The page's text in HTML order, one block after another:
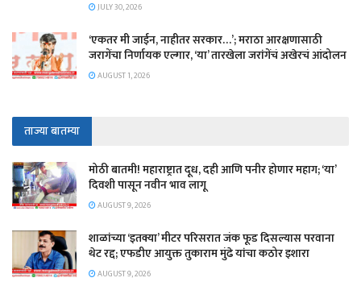
JULY 30, 2026
‘एकतर मी जाईन, नाहीतर सरकार…’; मराठा आरक्षणासाठी
जरागेंचा निर्णायक एल्गार, ‘या’ तारखेला जरांगेंचं अखेरचं आंदोलन
AUGUST 1, 2026
ताज्या बातम्या
मोठी बातमी! महाराष्ट्रात दूध, दही आणि पनीर होणार महाग; ‘या’
दिवशी पासून नवीन भाव लागू
AUGUST 9, 2026
शाळांच्या ‘इतक्या’ मीटर परिसरात जंक फूड दिसल्यास परवाना
थेट रद्द; एफडीए आयुक्त तुकाराम मुंढे यांचा कठोर इशारा
AUGUST 9, 2026